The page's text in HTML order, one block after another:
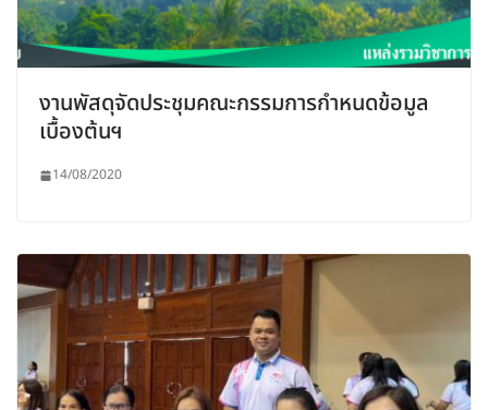
งานพัสดุจัดประชุมคณะกรรมการกำหนดข้อมูล
เบื้องต้นฯ
14/08/2020